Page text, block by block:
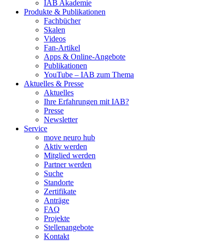
IAB Akademie
Produkte & Publikationen
Fachbücher
Skalen
Videos
Fan-Artikel
Apps & Online-Angebote
Publikationen
YouTube – IAB zum Thema
Aktuelles & Presse
Aktuelles
Ihre Erfahrungen mit IAB?
Presse
Newsletter
Service
move neuro hub
Aktiv werden
Mitglied werden
Partner werden
Suche
Standorte
Zertifikate
Anträge
FAQ
Projekte
Stellenangebote
Kontakt